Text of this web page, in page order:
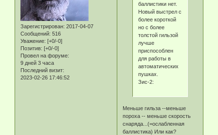
Зарегистрирован: 2017-04-07
Сообщений: 516
Уважение: [+0/-0]
Позитив: [+0/-0]
Провел на форуме:
9 дней 3 часа
Последний визит:
2023-02-26 17:46:52
баллистики нет.
Новый выстрел с
более короткой
но с более
толстой гильзой
лучше
приспособлен
для работы в
автоматических
пушках.
Зис-2:
Меньше гильза --меньше
пороха -- меньше скорость
снаряда...(=ослабленная
баллистика) Или как?